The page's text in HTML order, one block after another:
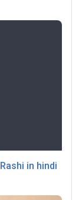
Rashi in hindi